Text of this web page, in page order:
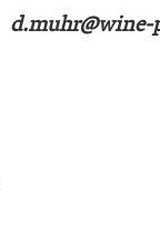
d.muhr@wine-